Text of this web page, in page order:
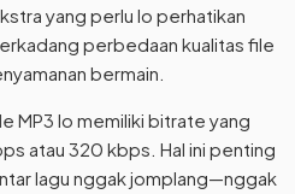
yang perlu lo perhatikan
perbedaan kualitas file
bermain.
MP3 lo memiliki bitrate yang
atau 320 kbps. Hal ini penting
lagu nggak jomplang—nggak